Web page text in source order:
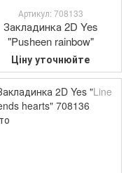
Артикул: 708133
Закладинка 2D Yes
"Pusheen rainbow"
Ціну уточнюйте